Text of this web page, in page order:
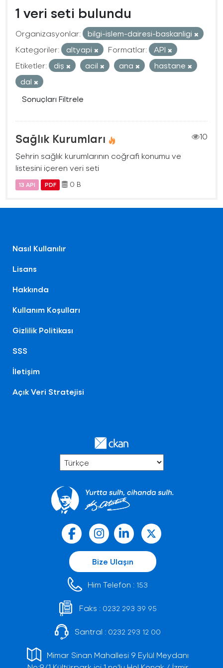
1 veri seti bulundu
Organizasyonlar:
bilgi-islem-dairesi-baskanligi
Kategoriler:
altyapi Formatlar:
API
Etiketler:
diş acil ana
hastane
dal
Sonuçları Filtrele
Sağlık Kurumları
10
Şehrin sağlık kurumlarının coğrafi konumu ve
listesini içeren veri seti
13 API PDF 0 B
Nasıl Kullanılır
Lisans
Hakkında
Kullanım Koşulları
Gizlilik Politikası
SSS
İletişim
Açık Veri Stratejisi
Bize Ulaşın
Him Telefon : 153
Faks : 0232 293 39 95
Santral : 0232 293 12 00
Mimar Sinan Mahallesi 9 Eylül Meydanı